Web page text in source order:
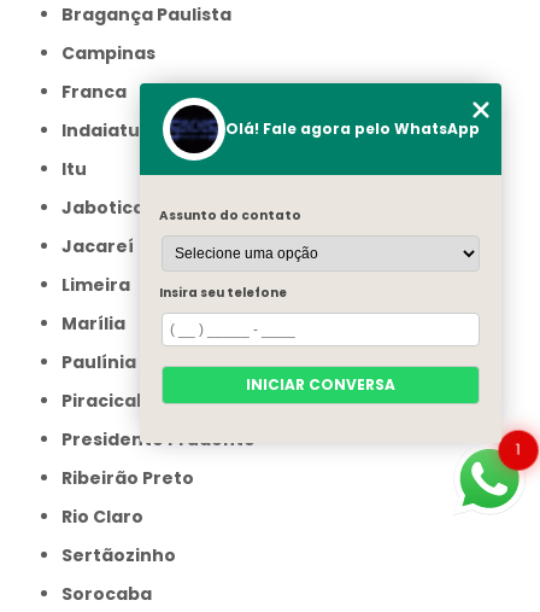
Bragança Paulista
Campinas
Franca
Indaiatuba
Itu
Jaboticabal
Jacareí
Limeira
Marília
Paulínia
Piracicaba
Presidente Prudente
Ribeirão Preto
Rio Claro
Sertãozinho
Sorocaba
1
Olá! Fale agora pelo WhatsApp
Assunto do contato
Insira seu telefone
INICIAR CONVERSA